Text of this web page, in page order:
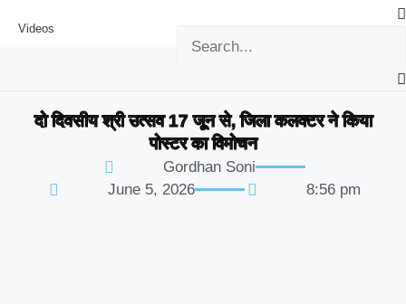
Videos
दो दिवसीय श्री उत्सव 17 जून से, जिला कलक्टर ने किया
पोस्टर का विमोचन
Gordhan Soni
June 5, 2026
8:56 pm